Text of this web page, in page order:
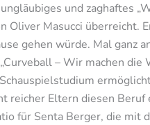
und zaghaftes
Masucci überreicht.
gehen würde. Mal ganz
– Wir machen die
reicher Eltern diesen Beruf
für Senta Berger, die mit